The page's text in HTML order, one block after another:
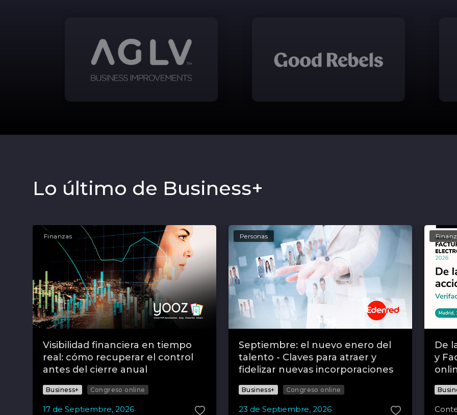
Lo último de Business+
Finanzas
Visibilidad financiera en tiempo
real: cómo recuperar el control
antes del cierre anual
Business+ Congreso online
17 de Septiembre, 2026
Personas
Septiembre: el nuevo enero del
talento - Claves para atraer y
fidelizar nuevas incorporaciones
Business+ Congreso online
23 de Septiembre, 2026
De
y